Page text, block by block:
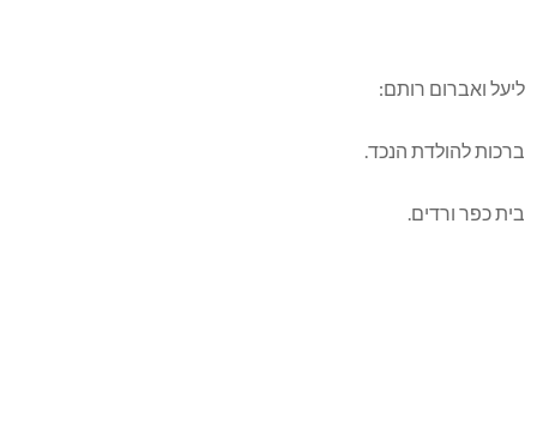
ליעל ואברום רותם:
ברכות להולדת הנכד.
בית כפר ורדים.